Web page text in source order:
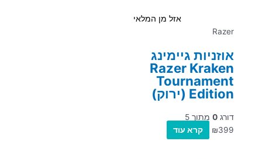
אזל מן המלאי
Razer
אוזניות גיימינג
Razer Kraken
Tournament
Edition (ירוק)
דורג 0 מתוך 5
₪399 קרא עוד